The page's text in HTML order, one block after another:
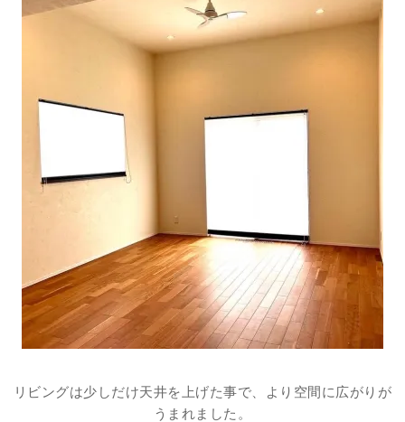
リビングは少しだけ天井を上げた事で、より空間に広がりが
うまれました。